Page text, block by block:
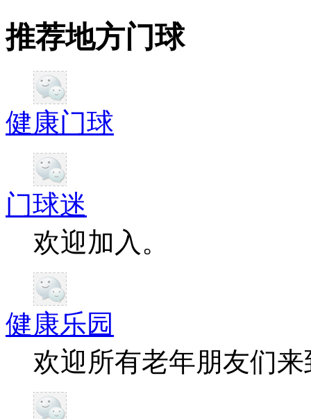
推荐地方门球
健康门球
门球迷
欢迎加入。
健康乐园
欢迎所有老年朋友们